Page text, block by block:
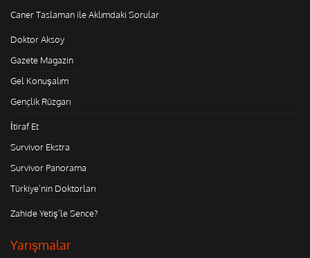
Caner Taslaman ile Aklımdaki Sorular
Doktor Aksoy
Gazete Magazin
Gel Konuşalım
Gençlik Rüzgarı
İtiraf Et
Survivor Ekstra
Survivor Panorama
Türkiye'nin Doktorları
Zahide Yetiş'le Sence?
Yarışmalar